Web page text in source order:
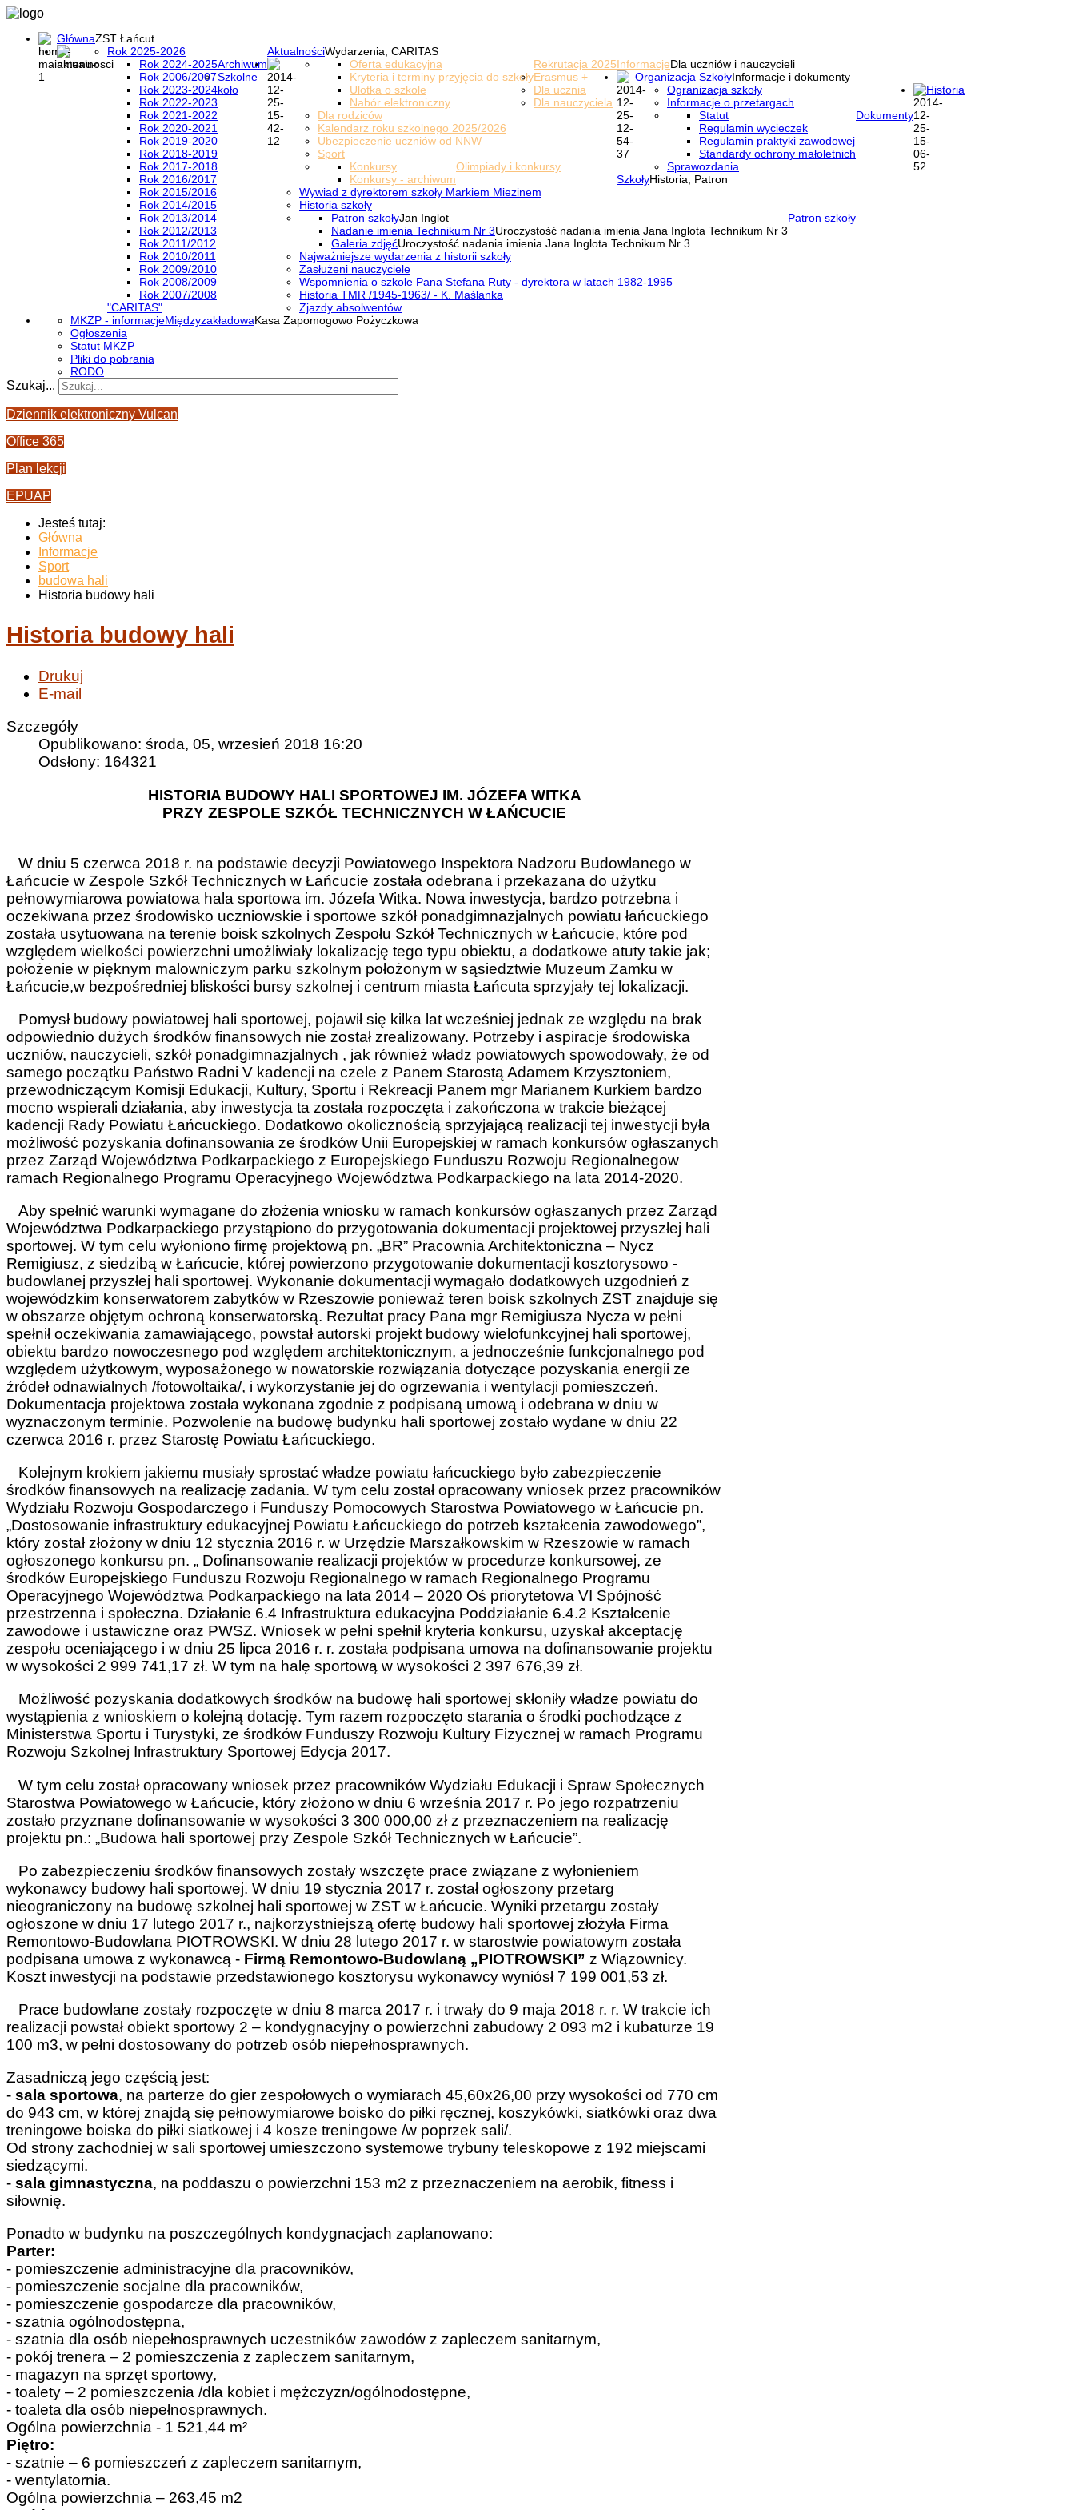
GłównaZST Łańcut
AktualnościWydarzenia, CARITAS
Rok 2025-2026
Archiwum
Rok 2024-2025
Rok 2006/2007
Rok 2023-2024
Rok 2022-2023
Rok 2021-2022
Rok 2020-2021
Rok 2019-2020
Rok 2018-2019
Rok 2017-2018
Rok 2016/2017
Rok 2015/2016
Rok 2014/2015
Rok 2013/2014
Rok 2012/2013
Rok 2011/2012
Rok 2010/2011
Rok 2009/2010
Rok 2008/2009
Rok 2007/2008
Szkolne
koło
"CARITAS"
InformacjeDla uczniów i nauczycieli
Rekrutacja 2025
Oferta edukacyjna
Kryteria i terminy przyjęcia do szkoły
Ulotka o szkole
Nabór elektroniczny
Erasmus +
Dla ucznia
Dla nauczyciela
Dla rodziców
Kalendarz roku szkolnego 2025/2026
Ubezpieczenie uczniów od NNW
Sport
Olimpiady i konkursy
Konkursy
Konkursy - archiwum
Organizacja SzkołyInformacje i dokumenty
Ogranizacja szkoły
Informacje o przetargach
Dokumenty
Statut
Regulamin wycieczek
Regulamin praktyki zawodowej
Standardy ochrony małoletnich
Sprawozdania
Historia
SzkołyHistoria, Patron
Wywiad z dyrektorem szkoły Markiem Miezinem
Historia szkoły
Patron szkoły
Patron szkołyJan Inglot
Nadanie imienia Technikum Nr 3Uroczystość nadania imienia Jana Inglota Technikum Nr 3
Galeria zdjęćUroczystość nadania imienia Jana Inglota Technikum Nr 3
Najważniejsze wydarzenia z historii szkoły
Zasłużeni nauczyciele
Wspomnienia o szkole Pana Stefana Ruty - dyrektora w latach 1982-1995
Historia TMR /1945-1963/ - K. Maślanka
Zjazdy absolwentów
MiędzyzakładowaKasa Zapomogowo Pożyczkowa
MKZP - informacje
Ogłoszenia
Statut MKZP
Pliki do pobrania
RODO
Szukaj...
Dziennik elektroniczny Vulcan
Office 365
Plan lekcji
EPUAP
Jesteś tutaj:
Główna
Informacje
Sport
budowa hali
Historia budowy hali
Historia budowy hali
Drukuj
E-mail
Szczegóły
Opublikowano: środa, 05, wrzesień 2018 16:20
Odsłony: 164321
HISTORIA BUDOWY HALI SPORTOWEJ IM. JÓZEFA WITKA
PRZY ZESPOLE SZKÓŁ TECHNICZNYCH W ŁAŃCUCIE
W dniu 5 czerwca 2018 r. na podstawie decyzji Powiatowego Inspektora Nadzoru Budowlanego w
Łańcucie w Zespole Szkół Technicznych w Łańcucie została odebrana i przekazana do użytku
pełnowymiarowa powiatowa hala sportowa im. Józefa Witka. Nowa inwestycja, bardzo potrzebna i
oczekiwana przez środowisko uczniowskie i sportowe szkół ponadgimnazjalnych powiatu łańcuckiego
została usytuowana na terenie boisk szkolnych Zespołu Szkół Technicznych w Łańcucie, które pod
względem wielkości powierzchni umożliwiały lokalizację tego typu obiektu, a dodatkowe atuty takie jak;
położenie w pięknym malowniczym parku szkolnym położonym w sąsiedztwie Muzeum Zamku w
Łańcucie,w bezpośredniej bliskości bursy szkolnej i centrum miasta Łańcuta sprzyjały tej lokalizacji.
Pomysł budowy powiatowej hali sportowej, pojawił się kilka lat wcześniej jednak ze względu na brak
odpowiednio dużych środków finansowych nie został zrealizowany. Potrzeby i aspiracje środowiska
uczniów, nauczycieli, szkół ponadgimnazjalnych , jak również władz powiatowych spowodowały, że od
samego początku Państwo Radni V kadencji na czele z Panem Starostą Adamem Krzysztoniem,
przewodniczącym Komisji Edukacji, Kultury, Sportu i Rekreacji Panem mgr Marianem Kurkiem bardzo
mocno wspierali działania, aby inwestycja ta została rozpoczęta i zakończona w trakcie bieżącej
kadencji Rady Powiatu Łańcuckiego. Dodatkowo okolicznością sprzyjającą realizacji tej inwestycji była
możliwość pozyskania dofinansowania ze środków Unii Europejskiej w ramach konkursów ogłaszanych
przez Zarząd Województwa Podkarpackiego z Europejskiego Funduszu Rozwoju Regionalnegow
ramach Regionalnego Programu Operacyjnego Województwa Podkarpackiego na lata 2014-2020.
Aby spełnić warunki wymagane do złożenia wniosku w ramach konkursów ogłaszanych przez Zarząd
Województwa Podkarpackiego przystąpiono do przygotowania dokumentacji projektowej przyszłej hali
sportowej. W tym celu wyłoniono firmę projektową pn. „BR” Pracownia Architektoniczna – Nycz
Remigiusz, z siedzibą w Łańcucie, której powierzono przygotowanie dokumentacji kosztorysowo -
budowlanej przyszłej hali sportowej. Wykonanie dokumentacji wymagało dodatkowych uzgodnień z
wojewódzkim konserwatorem zabytków w Rzeszowie ponieważ teren boisk szkolnych ZST znajduje się
w obszarze objętym ochroną konserwatorską. Rezultat pracy Pana mgr Remigiusza Nycza w pełni
spełnił oczekiwania zamawiającego, powstał autorski projekt budowy wielofunkcyjnej hali sportowej,
obiektu bardzo nowoczesnego pod względem architektonicznym, a jednocześnie funkcjonalnego pod
względem użytkowym, wyposażonego w nowatorskie rozwiązania dotyczące pozyskania energii ze
źródeł odnawialnych /fotowoltaika/, i wykorzystanie jej do ogrzewania i wentylacji pomieszczeń.
Dokumentacja projektowa została wykonana zgodnie z podpisaną umową i odebrana w dniu w
wyznaczonym terminie. Pozwolenie na budowę budynku hali sportowej zostało wydane w dniu 22
czerwca 2016 r. przez Starostę Powiatu Łańcuckiego.
Kolejnym krokiem jakiemu musiały sprostać władze powiatu łańcuckiego było zabezpieczenie
środków finansowych na realizację zadania. W tym celu został opracowany wniosek przez pracowników
Wydziału Rozwoju Gospodarczego i Funduszy Pomocowych Starostwa Powiatowego w Łańcucie pn.
„Dostosowanie infrastruktury edukacyjnej Powiatu Łańcuckiego do potrzeb kształcenia zawodowego”,
który został złożony w dniu 12 stycznia 2016 r. w Urzędzie Marszałkowskim w Rzeszowie w ramach
ogłoszonego konkursu pn. „ Dofinansowanie realizacji projektów w procedurze konkursowej, ze
środków Europejskiego Funduszu Rozwoju Regionalnego w ramach Regionalnego Programu
Operacyjnego Województwa Podkarpackiego na lata 2014 – 2020 Oś priorytetowa VI Spójność
przestrzenna i społeczna. Działanie 6.4 Infrastruktura edukacyjna Poddziałanie 6.4.2 Kształcenie
zawodowe i ustawiczne oraz PWSZ. Wniosek w pełni spełnił kryteria konkursu, uzyskał akceptację
zespołu oceniającego i w dniu 25 lipca 2016 r. r. została podpisana umowa na dofinansowanie projektu
w wysokości 2 999 741,17 zł. W tym na halę sportową w wysokości 2 397 676,39 zł.
Możliwość pozyskania dodatkowych środków na budowę hali sportowej skłoniły władze powiatu do
wystąpienia z wnioskiem o kolejną dotację. Tym razem rozpoczęto starania o środki pochodzące z
Ministerstwa Sportu i Turystyki, ze środków Funduszy Rozwoju Kultury Fizycznej w ramach Programu
Rozwoju Szkolnej Infrastruktury Sportowej Edycja 2017.
W tym celu został opracowany wniosek przez pracowników Wydziału Edukacji i Spraw Społecznych
Starostwa Powiatowego w Łańcucie, który złożono w dniu 6 września 2017 r. Po jego rozpatrzeniu
zostało przyznane dofinansowanie w wysokości 3 300 000,00 zł z przeznaczeniem na realizację
projektu pn.: „Budowa hali sportowej przy Zespole Szkół Technicznych w Łańcucie”.
Po zabezpieczeniu środków finansowych zostały wszczęte prace związane z wyłonieniem
wykonawcy budowy hali sportowej. W dniu 19 stycznia 2017 r. został ogłoszony przetarg
nieograniczony na budowę szkolnej hali sportowej w ZST w Łańcucie. Wyniki przetargu zostały
ogłoszone w dniu 17 lutego 2017 r., najkorzystniejszą ofertę budowy hali sportowej złożyła Firma
Remontowo-Budowlana PIOTROWSKI. W dniu 28 lutego 2017 r. w starostwie powiatowym została
podpisana umowa z wykonawcą - Firmą Remontowo-Budowlaną „PIOTROWSKI” z Wiązownicy.
Koszt inwestycji na podstawie przedstawionego kosztorysu wykonawcy wyniósł 7 199 001,53 zł.
Prace budowlane zostały rozpoczęte w dniu 8 marca 2017 r. i trwały do 9 maja 2018 r. r. W trakcie ich
realizacji powstał obiekt sportowy 2 – kondygnacyjny o powierzchni zabudowy 2 093 m2 i kubaturze 19
100 m3, w pełni dostosowany do potrzeb osób niepełnosprawnych.
Zasadniczą jego częścią jest:
- sala sportowa, na parterze do gier zespołowych o wymiarach 45,60x26,00 przy wysokości od 770 cm
do 943 cm, w której znajdą się pełnowymiarowe boisko do piłki ręcznej, koszykówki, siatkówki oraz dwa
treningowe boiska do piłki siatkowej i 4 kosze treningowe /w poprzek sali/.
Od strony zachodniej w sali sportowej umieszczono systemowe trybuny teleskopowe z 192 miejscami
siedzącymi.
- sala gimnastyczna, na poddaszu o powierzchni 153 m2 z przeznaczeniem na aerobik, fitness i
siłownię.
Ponadto w budynku na poszczególnych kondygnacjach zaplanowano:
Parter:
- pomieszczenie administracyjne dla pracowników,
- pomieszczenie socjalne dla pracowników,
- pomieszczenie gospodarcze dla pracowników,
- szatnia ogólnodostępna,
- szatnia dla osób niepełnosprawnych uczestników zawodów z zapleczem sanitarnym,
- pokój trenera – 2 pomieszczenia z zapleczem sanitarnym,
- magazyn na sprzęt sportowy,
- toalety – 2 pomieszczenia /dla kobiet i mężczyzn/ogólnodostępne,
- toaleta dla osób niepełnosprawnych.
Ogólna powierzchnia - 1 521,44 m²
Piętro:
- szatnie – 6 pomieszczeń z zapleczem sanitarnym,
- wentylatornia.
Ogólna powierzchnia – 263,45 m2